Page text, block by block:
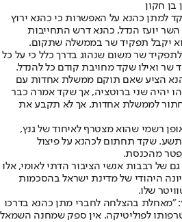
בן חקון
למתן כהנא על האפשרות כי כהנא ירוץ
יועז הנדל, כהנא דרש התחייבות
יקבל תפקיד שר בממשלה שתקום.
שר משום שנהוג בדרך כלל כי על כל
ואילו שקד מחויבת קודם כל להנדל.
הציע שאם תוקם ממשלת אחדות עם
יהיה שני ברוטציה, אך שקד אמרה כבר
לממשלת אחדות, אך לא תקבע את
רשמי שהוא מצטרף לאיחוד של גנץ,
תשע. שקד תחתום לכהנא על פיצול
מהכנסת.
של רבבות אנשי הציבור הדתי לאומי, אלו
היהודי של מדינת ישראל בהסכמות
שלו.
‏"מאחלת בהצלחה לחברי מתן כהנא בדרכו
לפוליטיקה. אין ספק שמחנה השמאל